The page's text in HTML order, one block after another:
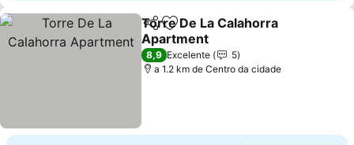
PartilharAdicionar aos favoritos
Torre De La Calahorra
Apartment
Ver preços
8,9 Excelente
5
a 1.2 km de Centro da cidade